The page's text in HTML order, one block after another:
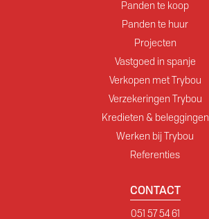
Panden te koop
Panden te huur
Projecten
Vastgoed in spanje
Verkopen met Trybou
Verzekeringen Trybou
Kredieten & beleggingen
Werken bij Trybou
Referenties
CONTACT
051 57 54 61